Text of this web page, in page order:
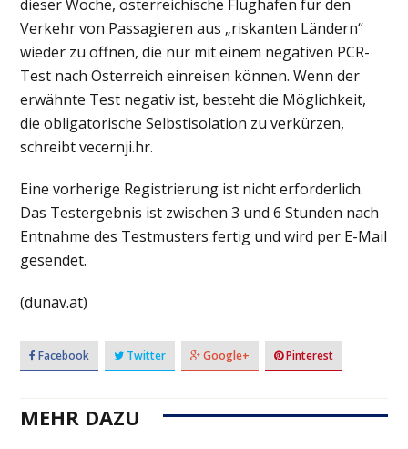
dieser Woche, österreichische Flughäfen für den
Verkehr von Passagieren aus „riskanten Ländern“
wieder zu öffnen, die nur mit einem negativen PCR-
Test nach Österreich einreisen können. Wenn der
erwähnte Test negativ ist, besteht die Möglichkeit,
die obligatorische Selbstisolation zu verkürzen,
schreibt vecernji.hr.
Eine vorherige Registrierung ist nicht erforderlich.
Das Testergebnis ist zwischen 3 und 6 Stunden nach
Entnahme des Testmusters fertig und wird per E-Mail
gesendet.
(dunav.at)
Facebook Twitter Google+ Pinterest
MEHR DAZU